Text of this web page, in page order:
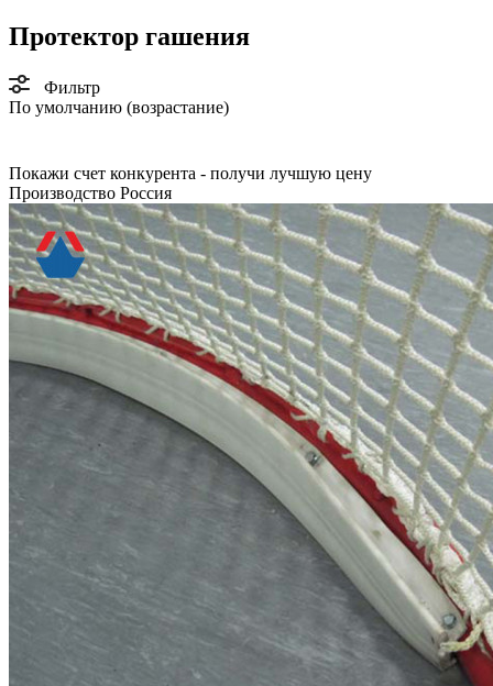
Протектор гашения
Фильтр
По умолчанию (возрастание)
Покажи счет конкурента - получи лучшую цену
Производство Россия